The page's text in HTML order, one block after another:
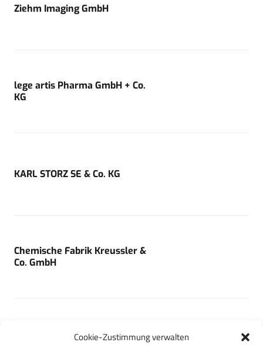
Cookie-Zustimmung verwalten
Ziehm Imaging GmbH
lege artis Pharma GmbH + Co.
KG
KARL STORZ SE & Co. KG
Chemische Fabrik Kreussler &
Co. GmbH
Tasmanian Tiger